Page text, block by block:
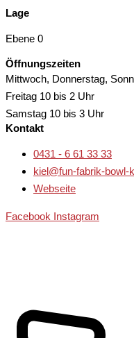
Lage
Ebene 0
Öffnungszeiten
Mittwoch, Donnerstag,
Freitag 10 bis 2 Uhr
Samstag 10 bis 3 Uhr
Kontakt
0431 - 6 61 33 33
kiel@fun-fabrik-bowl-
Webseite
Facebook Instagram